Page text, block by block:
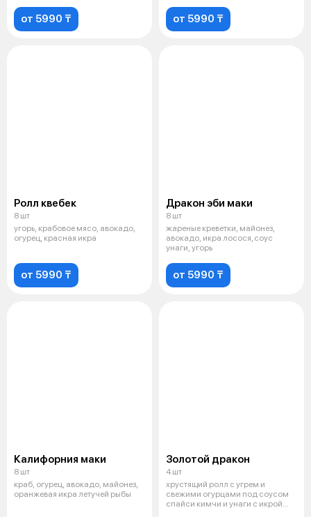
от 5990 ₸ от 5990 ₸
Ролл квебек
8 шт
угорь, крабовое мясо, авокадо,
огурец, красная икра
от 5990 ₸
Дракон эби маки
8 шт
жареные креветки, майонез,
авокадо, икра лосося, соус
унаги, угорь
от 5990 ₸
Калифорния маки
8 шт
краб, огурец, авокадо, майонез,
оранжевая икра летучей рыбы
Золотой дракон
4 шт
хрустящий ролл с угрем и
свежими огурцами под соусом
спайси кимчи и унаги с икрой